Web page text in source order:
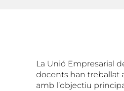
La Unió Empresarial
docents han treballat
amb l’objectiu